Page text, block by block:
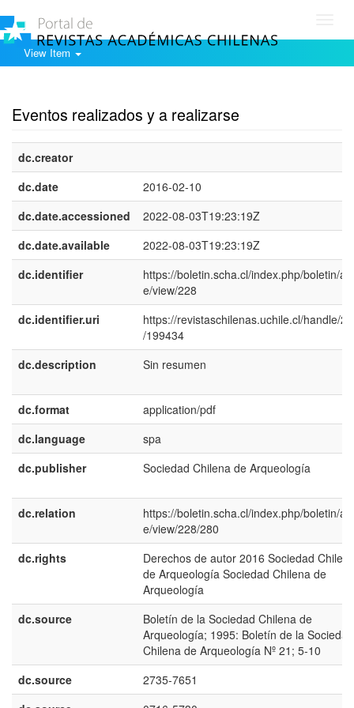
View Item
Eventos realizados y a realizarse
dc.creator
dc.date
2016-02-10
dc.date.accessioned
2022-08-03T19:23:19Z
dc.date.available
2022-08-03T19:23:19Z
dc.identifier
https://boletin.scha.cl/index.php/boletin/
e/view/228
dc.identifier.uri
https://revistaschilenas.uchile.cl/handle/
/199434
dc.description
Sin resumen
dc.format
application/pdf
dc.language
spa
dc.publisher
Sociedad Chilena de Arqueología
dc.relation
https://boletin.scha.cl/index.php/boletin/
e/view/228/280
dc.rights
Derechos de autor 2016 Sociedad
de Arqueología Sociedad Chilena de
Arqueología
dc.source
Boletín de la Sociedad Chilena de
Arqueología; 1995: Boletín de la Sociedad
Chilena de Arqueología Nº 21; 5-10
dc.source
2735-7651